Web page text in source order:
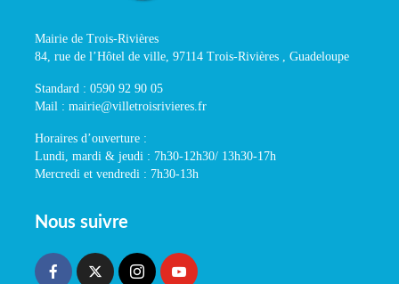
Mairie de Trois-Rivières
84, rue de l’Hôtel de ville, 97114 Trois-Rivières , Guadeloupe
Standard : 0590 92 90 05
Mail : mairie@villetroisrivieres.fr
Horaires d’ouverture :
Lundi, mardi & jeudi : 7h30-12h30/ 13h30-17h
Mercredi et vendredi : 7h30-13h
Nous suivre